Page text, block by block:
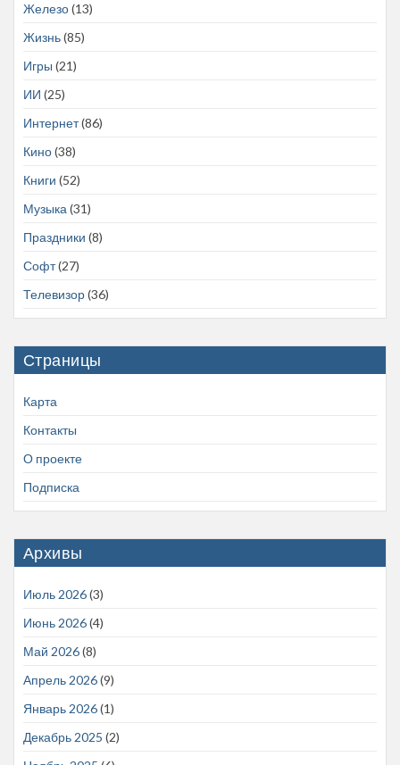
Железо(13)
Жизнь(85)
Игры (21)
ИИ (25)
Интернет(86)
Кино(38)
Книги (52)
Музыка(31)
Праздники (8)
Софт(27)
Телевизор(36)
Страницы
Карта
Контакты
О проекте
Подписка
Архивы
Июль 2026(3)
Июнь 2026(4)
Май 2026(8)
Апрель 2026(9)
Январь 2026(1)
Декабрь 2025 (2)